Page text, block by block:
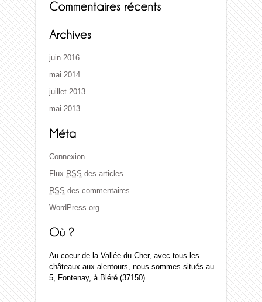
juin 2016
mai 2014
juillet 2013
mai 2013
Connexion
Flux RSS des articles
RSS des commentaires
WordPress.org
Au coeur de la Vallée du Cher, avec tous les
châteaux aux alentours, nous sommes situés au
5, Fontenay, à Bléré (37150).